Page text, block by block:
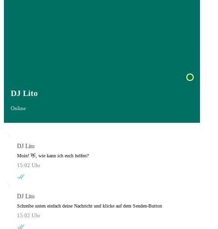
DJ Lito
Online
DJ Lito
Moin! 👋, wie kann ich euch helfen?
15:02 Uhr
DJ Lito
Schreibe unten einfach deine Nachricht und klicke auf dem Senden-Button
15:02 Uhr